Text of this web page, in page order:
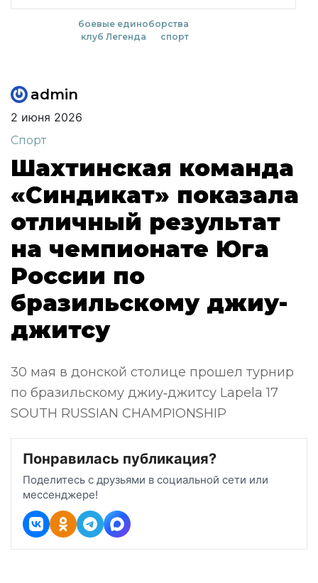
боевые единоборства
клуб Легенда
спорт
admin
2 июня 2026
Спорт
Шахтинская команда
«Синдикат» показала
отличный результат
на чемпионате Юга
России по
бразильскому джиу-
джитсу
30 мая в донской столице прошел турнир
по бразильскому джиу‑джитсу Lapela 17
SOUTH RUSSIAN CHAMPIONSHIP
Понравилась публикация?
Поделитесь с друзьями в социальной сети или
мессенджере!